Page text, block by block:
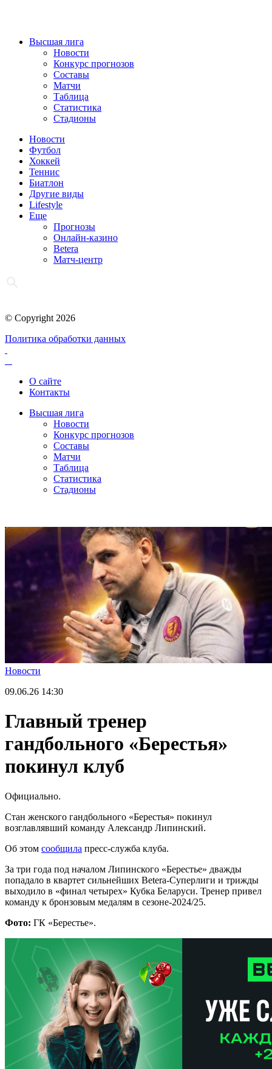
Высшая лига
Новости
Конкурс прогнозов
Составы
Матчи
Таблица
Статистика
Стадионы
Новости
Футбол
Хоккей
Теннис
Биатлон
Другие виды
Lifestyle
Еще
Прогнозы
Онлайн-казино
Betera
Матч-центр
© Copyright 2026
Политика обработки данных
О сайте
Контакты
Высшая лига
Новости
Конкурс прогнозов
Составы
Матчи
Таблица
Статистика
Стадионы
Новости
09.06.26 14:30
Главный тренер
гандбольного «Берестья»
покинул клуб
Официально.
Стан женского гандбольного «Берестья» покинул
возглавлявший команду Александр Липинский.
Об этом сообщила пресс-служба клуба.
За три года под началом Липинского «Берестье» дважды
попадало в квартет сильнейших Betera-Суперлиги и трижды
выходило в «финал четырех» Кубка Беларуси. Тренер привел
команду к бронзовым медалям в сезоне-2024/25.
Фото: ГК «Берестье».